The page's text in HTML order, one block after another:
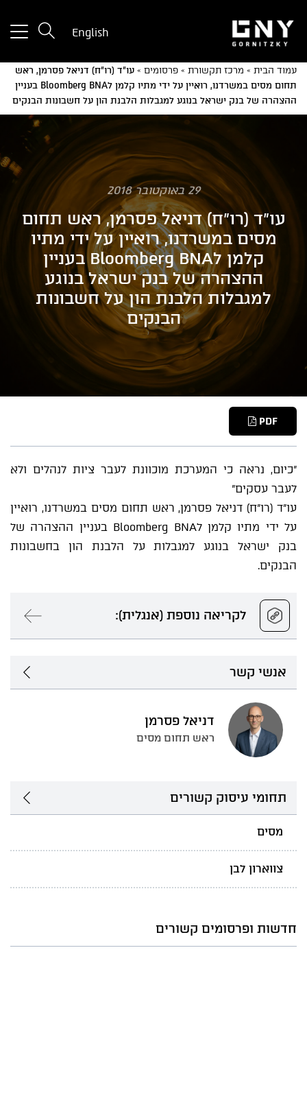
for
English
עמוד הבית » מרכז תקשורת » פרסומים » עו"ד (רו"ח) דניאל פסרמן, ראש
תחום מסים במשרדנו, רואיין על ידי מתיו קלמן לBloomberg BNA בעניין
ההצהרה של בנק ישראל בנוגע למגבלות הלבנת הון על חשבונות הבנקים
29 באוקטובר 2018
עו"ד (רו"ח) דניאל פסרמן, ראש תחום
מסים במשרדנו, רואיין על ידי מתיו
קלמן לBloomberg BNA בעניין
ההצהרה של בנק ישראל בנוגע
למגבלות הלבנת הון על חשבונות
הבנקים
PDF
"כיום, נראה כי המערכת מוכוונת לעבר ציות לנהלים ולא
לעבר עסקים"
עו"ד (רו"ח) דניאל פסרמן, ראש תחום מסים במשרדנו, רואיין
על ידי מתיו קלמן לBloomberg BNA בעניין ההצהרה של
בנק ישראל בנוגע למגבלות על הלבנת הון בחשבונות
הבנקים.
לקריאה נוספת (אנגלית):
אנשי קשר
דניאל פסרמן
ראש תחום מסים
תחומי עיסוק קשורים
מסים
צווארון לבן
חדשות ופרסומים קשורים